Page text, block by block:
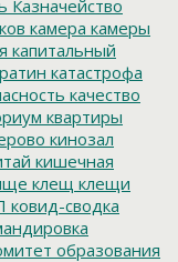
Казначейство
камера камеры
капитальный
катастрофа
качество
квартиры
кинозал
кишечная
клещ клещи
ковид-сводка
образования